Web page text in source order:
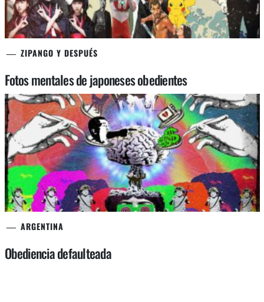
ZIPANGO Y DESPUÉS
Fotos mentales de japoneses obedientes
ARGENTINA
Obediencia defaulteada